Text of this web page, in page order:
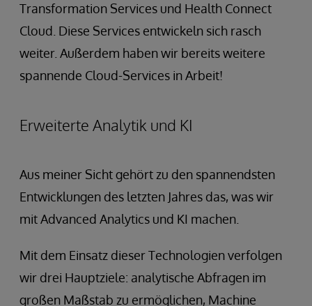
Transformation Services und Health Connect
Cloud. Diese Services entwickeln sich rasch
weiter. Außerdem haben wir bereits weitere
spannende Cloud-Services in Arbeit!
Erweiterte Analytik und KI
Aus meiner Sicht gehört zu den spannendsten
Entwicklungen des letzten Jahres das, was wir
mit Advanced Analytics und KI machen.
Mit dem Einsatz dieser Technologien verfolgen
wir drei Hauptziele: analytische Abfragen im
großen Maßstab zu ermöglichen, Machine